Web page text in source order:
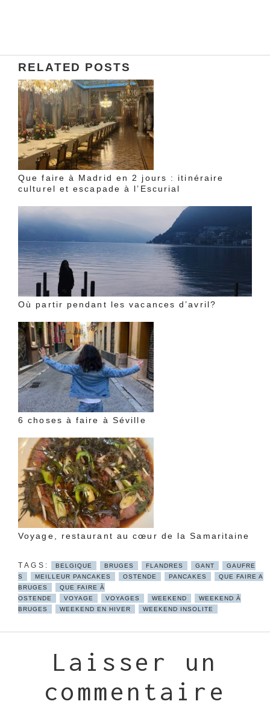
RELATED POSTS
Que faire à Madrid en 2 jours : itinéraire
culturel et escapade à l’Escurial
Où partir pendant les vacances d’avril?
6 choses à faire à Séville
Voyage, restaurant au cœur de la Samaritaine
BELGIQUE BRUGES FLANDRES GANT
GAUFRE
S
MEILLEUR PANCAKES OSTENDE PANCAKES
QUE FAIRE A
BRUGES
QUE FAIRE À
OSTENDE
VOYAGE VOYAGES WEEKEND
WEEKEND À
BRUGES
WEEKEND EN HIVER WEEKEND INSOLITE
Laisser un
commentaire